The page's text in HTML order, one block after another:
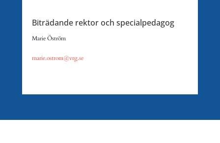
Biträdande rektor och specialpedagog
Marie Öström
marie.ostrom@vrg.se